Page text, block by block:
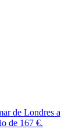
de Londres a
de 167 €.